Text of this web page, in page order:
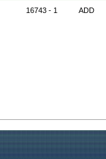
16743 - 1 ADD